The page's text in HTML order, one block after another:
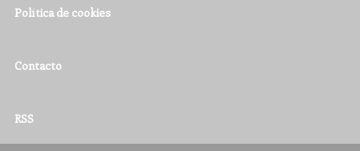
Política de cookies
Contacto
RSS